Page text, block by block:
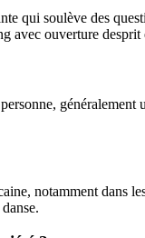
qui soulève des
ouverture
notamment dans